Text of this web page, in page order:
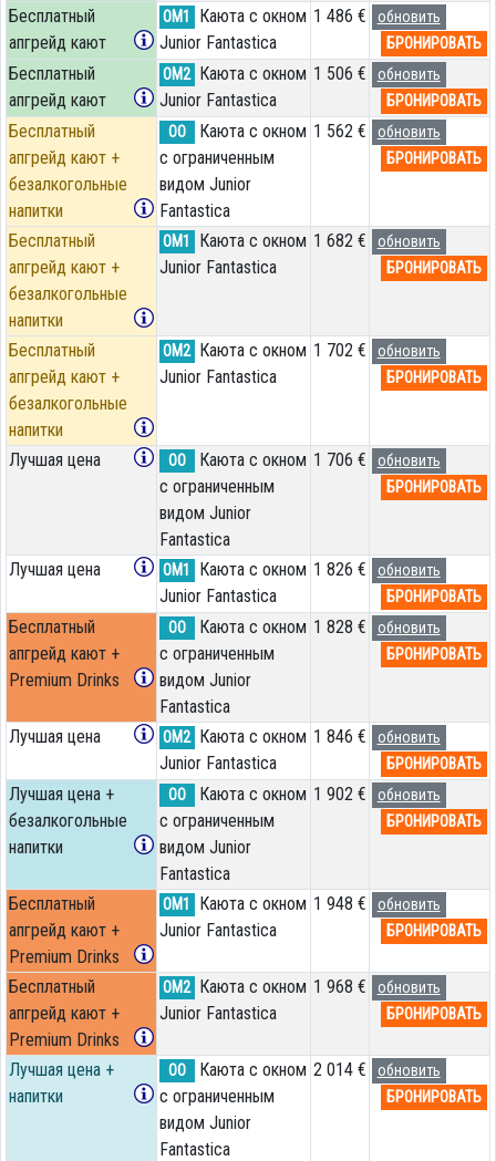
Бесплатный
апгрейд кают
OM1
Каюта с окном
Junior Fantastica
1 486 €
обновить
БРОНИРОВАТЬ
Бесплатный
апгрейд кают
OM2 Каюта с окном
Junior Fantastica
1 506 €
обновить
БРОНИРОВАТЬ
Бесплатный
апгрейд кают +
безалкогольные
напитки
OO
Каюта с окном
с ограниченным
видом Junior
Fantastica
1 562 €
обновить
БРОНИРОВАТЬ
Бесплатный
апгрейд кают +
безалкогольные
напитки
OM1
Каюта с окном
Junior Fantastica
1 682 €
обновить
БРОНИРОВАТЬ
Бесплатный
апгрейд кают +
безалкогольные
напитки
OM2 Каюта с окном
Junior Fantastica
1 702 €
обновить
БРОНИРОВАТЬ
Лучшая цена OO
Каюта с окном
с ограниченным
видом Junior
Fantastica
1 706 €
обновить
БРОНИРОВАТЬ
Лучшая цена OM1
Каюта с окном
Junior Fantastica
1 826 €
обновить
БРОНИРОВАТЬ
Бесплатный
апгрейд кают +
Premium Drinks
OO
Каюта с окном
с ограниченным
видом Junior
Fantastica
1 828 €
обновить
БРОНИРОВАТЬ
Лучшая цена OM2 Каюта с окном
Junior Fantastica
1 846 €
обновить
БРОНИРОВАТЬ
Лучшая цена +
безалкогольные
напитки
OO
Каюта с окном
с ограниченным
видом Junior
Fantastica
1 902 €
обновить
БРОНИРОВАТЬ
Бесплатный
апгрейд кают +
Premium Drinks
OM1
Каюта с окном
Junior Fantastica
1 948 €
обновить
БРОНИРОВАТЬ
Бесплатный
апгрейд кают +
Premium Drinks
OM2 Каюта с окном
Junior Fantastica
1 968 €
обновить
БРОНИРОВАТЬ
Лучшая цена +
напитки
OO
Каюта с окном
с ограниченным
видом Junior
Fantastica
2 014 €
обновить
БРОНИРОВАТЬ